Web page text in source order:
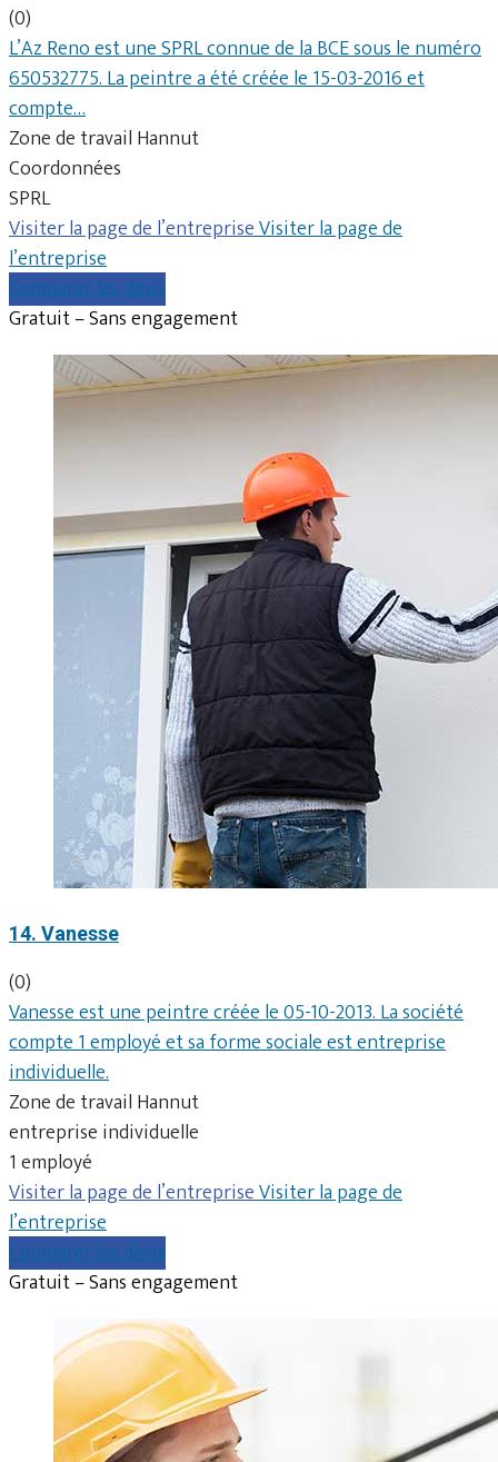
(0)
L’Az Reno est une SPRL connue de la BCE sous le numéro
650532775. La peintre a été créée le 15-03-2016 et
compte…
Zone de travail Hannut
Coordonnées
SPRL
Visiter la page de l’entrepriseVisiter la page de
l’entreprise
Comparer les devis
Gratuit – Sans engagement
14. Vanesse
(0)
Vanesse est une peintre créée le 05-10-2013. La société
compte 1 employé et sa forme sociale est entreprise
individuelle.
Zone de travail Hannut
entreprise individuelle
1 employé
Visiter la page de l’entrepriseVisiter la page de
l’entreprise
Comparer les devis
Gratuit – Sans engagement